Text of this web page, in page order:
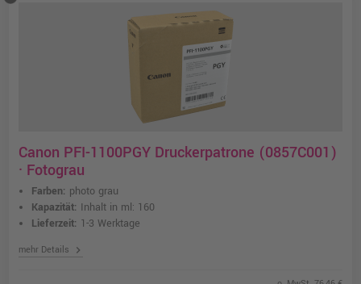
Canon PFI-1100PGY Druckerpatrone (0857C001)
· Fotograu
Farben: photo grau
Kapazität: Inhalt in ml: 160
Lieferzeit: 1-3 Werktage
mehr Details chevron_right